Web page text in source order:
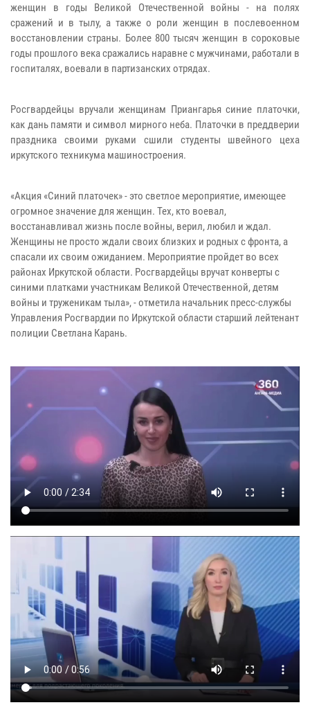
женщин в годы Великой Отечественной войны - на полях
сражений и в тылу, а также о роли женщин в послевоенном
восстановлении страны. Более 800 тысяч женщин в сороковые
годы прошлого века сражались наравне с мужчинами, работали в
госпиталях, воевали в партизанских отрядах.
Росгвардейцы вручали женщинам Приангарья синие платочки,
как дань памяти и символ мирного неба. Платочки в преддверии
праздника своими руками сшили студенты швейного цеха
иркутского техникума машиностроения.
«Акция «Синий платочек» - это светлое мероприятие, имеющее
огромное значение для женщин. Тех, кто воевал,
восстанавливал жизнь после войны, верил, любил и ждал.
Женщины не просто ждали своих близких и родных с фронта, а
спасали их своим ожиданием. Мероприятие пройдет во всех
районах Иркутской области. Росгвардейцы вручат конверты с
синими платками участникам Великой Отечественной, детям
войны и труженикам тыла», - отметила начальник пресс-службы
Управления Росгвардии по Иркутской области старший лейтенант
полиции Светлана Карань.